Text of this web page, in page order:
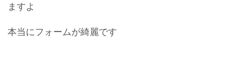
ますよ
本当にフォームが綺麗です